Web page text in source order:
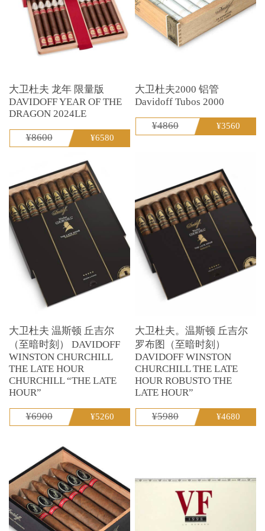
大卫杜夫 龙年 限量版
DAVIDOFF YEAR OF THE
DRAGON 2024LE
¥8600 ¥6580
大卫杜夫2000 铝管
Davidoff Tubos 2000
¥4860 ¥3560
大卫杜夫 温斯顿 丘吉尔
（至暗时刻） DAVIDOFF
WINSTON CHURCHILL
THE LATE HOUR
CHURCHILL “THE LATE
HOUR”
¥6900 ¥5260
大卫杜夫。温斯顿 丘吉尔
罗布图（至暗时刻）
DAVIDOFF WINSTON
CHURCHILL THE LATE
HOUR ROBUSTO THE
LATE HOUR”
¥5980 ¥4680